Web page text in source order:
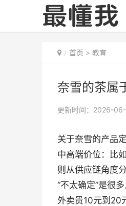
首页 > 教育
奈雪的茶属
更新时间：2026-
关于奈雪的产品
中高端价位：比
则从供应链角度
“不太确定”是很
外卖贵10元到20